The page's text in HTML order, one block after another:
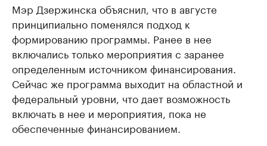
Мэр Дзержинска объяснил, что в августе
принципиально поменялся подход к
формированию программы. Ранее в нее
включались только мероприятия с заранее
определенным источником финансирования.
Сейчас же программа выходит на областной и
федеральный уровни, что дает возможность
включать в нее и мероприятия, пока не
обеспеченные финансированием.